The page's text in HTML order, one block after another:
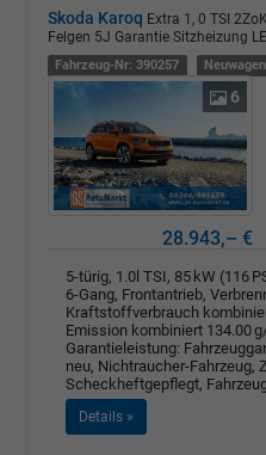
Skoda Karoq Extra 1, 0 TSI
Felgen 5J Garantie Sitzheizung
Fahrzeug-Nr: 390257 Neuwagen
6
28.943,– €
5-türig, 1.0l TSI, 85 kW (116
6-Gang, Frontantrieb,
Kraftstoffverbrauch
Emission kombiniert 134.00
Garantieleistung:
neu, Nichtraucher-Fahrzeug,
Scheckheftgepflegt,
Details »